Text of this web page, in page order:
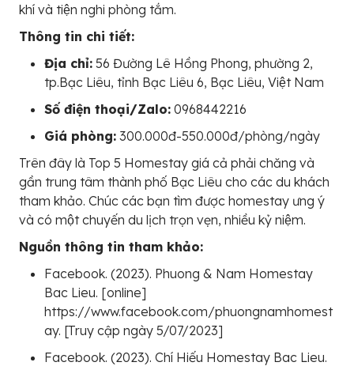
khí và tiện nghi phòng tắm.
Thông tin chi tiết:
Địa chỉ: 56 Đường Lê Hồng Phong, phường 2,
tp.Bạc Liêu, tỉnh Bạc Liêu 6, Bạc Liêu, Việt Nam
Số điện thoại/Zalo: 0968442216
Giá phòng: 300.000đ-550.000đ/phòng/ngày
Trên đây là Top 5 Homestay giá cả phải chăng và
gần trung tâm thành phố Bạc Liêu cho các du khách
tham khảo. Chúc các bạn tìm được homestay ưng ý
và có một chuyến du lịch trọn vẹn, nhiều kỷ niệm.
Nguồn thông tin tham khảo:
Facebook. (2023). Phuong & Nam Homestay
Bac Lieu. [online]
https://www.facebook.com/phuongnamhomest
ay. [Truy cập ngày 5/07/2023]
Facebook. (2023). Chí Hiếu Homestay Bac Lieu.